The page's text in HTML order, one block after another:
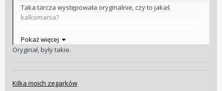
Taka tarcza występowała oryginalnie, czy to jakaś
kalkomania?
W dniu 25.10.2025 o 07:35,
a):
"atomnaja coś tam", ale niby gdzie miałoby służyć coś
Pokaż więcej
Oryginał, były takie.
Kilka moich zegarków